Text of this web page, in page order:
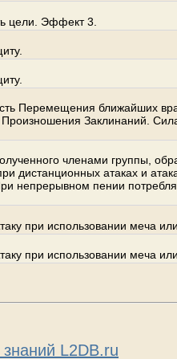
цели. Эффект 3.
Перемещения ближайших
Произношения Заклинаний.
членами группы,
дистанционных атаках и
непрерывном пении
при использовании меча
при использовании меча
L2DB.ru